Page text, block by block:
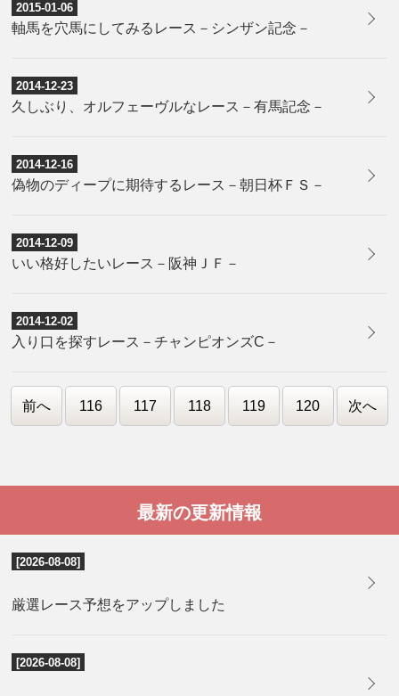
2015-01-06
軸馬を穴馬にしてみるレース－シンザン記念－
2014-12-23
久しぶり、オルフェーヴルなレース－有馬記念－
2014-12-16
偽物のディープに期待するレース－朝日杯ＦＳ－
2014-12-09
いい格好したいレース－阪神ＪＦ－
2014-12-02
入り口を探すレース－チャンピオンズC－
前へ 116 117 118 119 120 次へ
最新の更新情報
[2026-08-08]
厳選レース予想をアップしました
[2026-08-08]